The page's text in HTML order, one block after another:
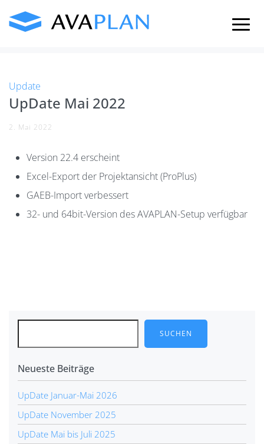
content
Update
UpDate Mai 2022
2. Mai 2022
Version 22.4 erscheint
Excel-Export der Projektansicht (ProPlus)
GAEB-Import verbessert
32- und 64bit-Version des AVAPLAN-Setup verfügbar
SUCHEN
Neueste Beiträge
UpDate Januar-Mai 2026
UpDate November 2025
UpDate Mai bis Juli 2025